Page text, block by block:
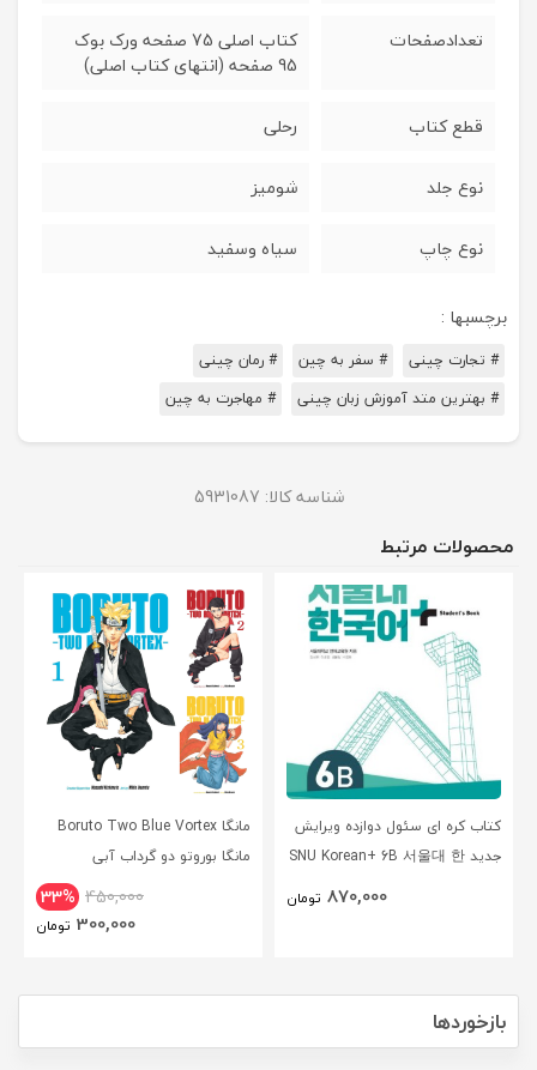
تعدادصفحات
کتاب اصلی 75 صفحه ورک بوک
95 صفحه (انتهای کتاب اصلی)
قطع کتاب رحلی
نوع جلد شومیز
نوع چاپ سیاه وسفید
برچسبها :
# تجارت چینی # سفر به چین
# رمان چینی
# بهترین متد آموزش زبان چینی
# مهاجرت به چین
شناسه کالا: 5931087
محصولات مرتبط
کتاب کره ای سئول دوازده ویرایش
جدید SNU Korean+ 6B 서울대 한
870,000 تومان
مانگا Boruto Two Blue Vortex
مانگا بوروتو دو گرداب آبی
33% 450,000
300,000 تومان
بازخوردها